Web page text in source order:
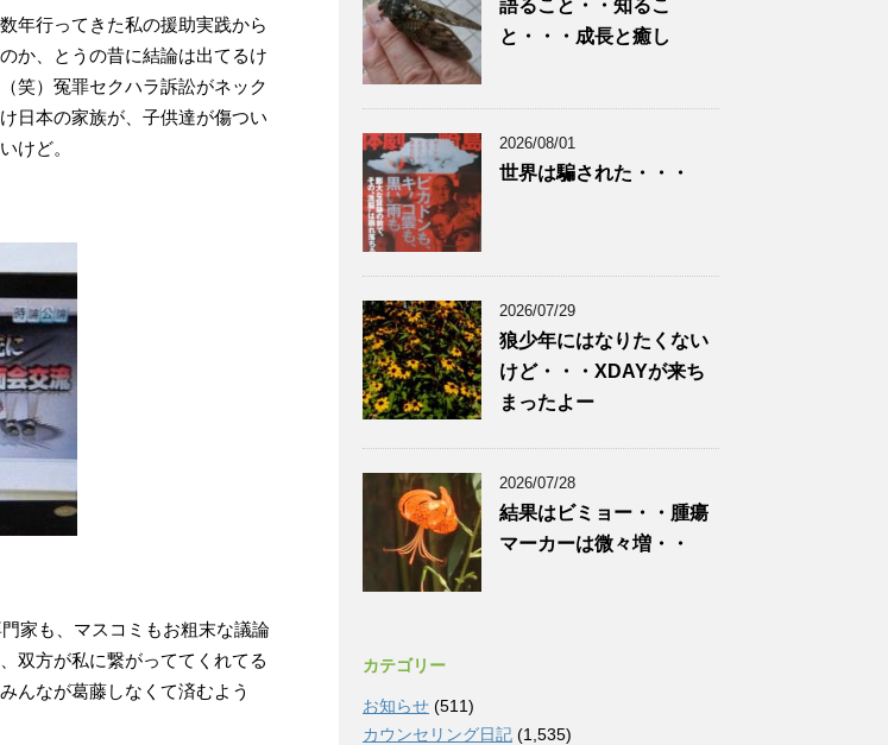
年行ってきた私の援助実践から
か、とうの昔に結論は出てるけ
笑）冤罪セクハラ訴訟がネック
日本の家族が、子供達が傷つい
けど。
家も、マスコミもお粗末な議論
双方が私に繋がっててくれてる
んなが葛藤しなくて済むよう
語ること・・知るこ
と・・・成長と癒し
2026/08/01
世界は騙された・・・
2026/07/29
狼少年にはなりたくない
けど・・・XDAYが来ち
まったよー
2026/07/28
結果はビミョー・・腫瘍
マーカーは微々増・・
カテゴリー
お知らせ (511)
カウンセリング日記 (1,535)